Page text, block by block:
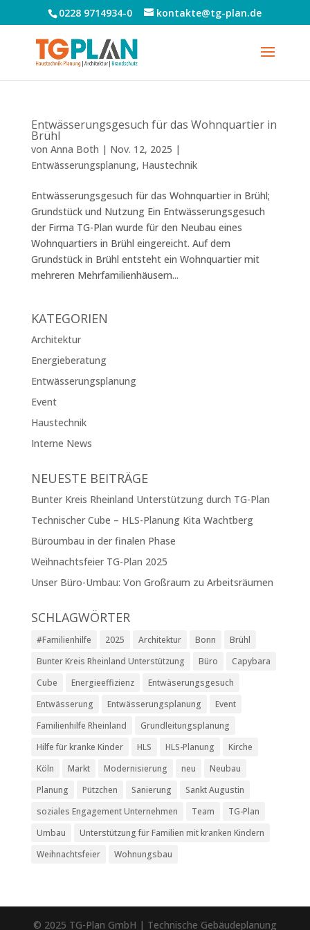
0228 9714934-0 kontakte@tg-plan.de
Entwässerungsgesuch für das Wohnquartier in
Brühl
von Anna Both | Nov. 12, 2025 |
Entwässerungsplanung, Haustechnik
Entwässerungsgesuch für das Wohnquartier in Brühl;
Grundstück und Nutzung Ein Entwässerungsgesuch
der Firma TG-Plan wurde für den Neubau eines
Wohnquartiers in Brühl eingereicht. Auf dem
Grundstück in Brühl entsteht ein Wohnquartier mit
mehreren Mehrfamilienhäusern...
KATEGORIEN
Architektur
Energieberatung
Entwässerungsplanung
Event
Haustechnik
Interne News
NEUESTE BEITRÄGE
Bunter Kreis Rheinland Unterstützung durch TG-Plan
Technischer Cube – HLS-Planung Kita Wachtberg
Büroumbau in der finalen Phase
Weihnachtsfeier TG-Plan 2025
Unser Büro-Umbau: Von Großraum zu Arbeitsräumen
SCHLAGWÖRTER
#Familienhilfe 2025 Architektur Bonn
Brühl
Bunter Kreis Rheinland Unterstützung
Büro
Capybara
Cube
Energieeffizienz
Entwäserungsgesuch
Entwässerung
Entwässerungsplanung
Event
Familienhilfe Rheinland
Grundleitungsplanung
Hilfe für kranke Kinder
HLS HLS-Planung
Kirche
Köln
Markt Modernisierung neu
Neubau
Planung
Pützchen Sanierung
Sankt Augustin
soziales Engagement Unternehmen
Team
TG-Plan
Umbau
Unterstützung für Familien mit kranken Kindern
Weihnachtsfeier
Wohnungsbau
© 2025 TG-Plan GmbH | Technische Gebäudeplanung